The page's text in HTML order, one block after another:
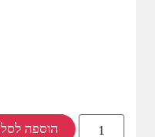
הוספה לסל